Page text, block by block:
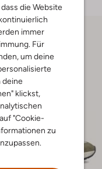
die Website
immer
Für
um deine
deine
klickst,
"Cookie-
zu